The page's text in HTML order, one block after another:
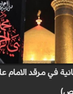
في مرقد